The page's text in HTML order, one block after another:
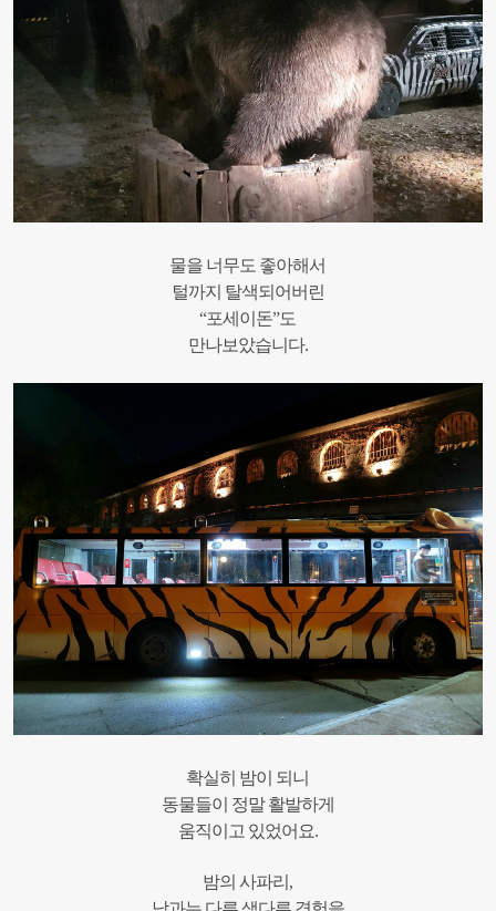
물을 너무도 좋아해서
털까지 탈색되어버린
“포세이돈”도
만나보았습니다.
확실히 밤이 되니
동물들이 정말 활발하게
움직이고 있었어요.
밤의 사파리,